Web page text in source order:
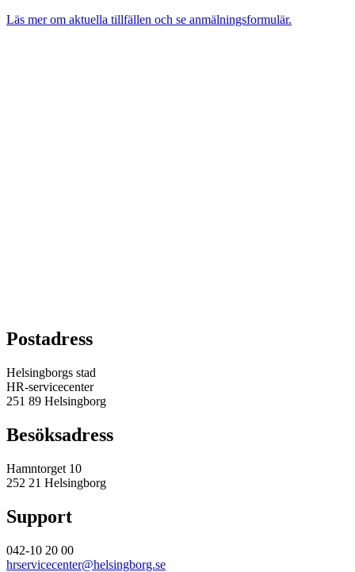
Läs mer om aktuella tillfällen och se anmälningsformulär.
Postadress
Helsingborgs stad
HR-servicecenter
251 89 Helsingborg
Besöksadress
Hamntorget 10
252 21 Helsingborg
Support
042-10 20 00
hrservicecenter@helsingborg.se